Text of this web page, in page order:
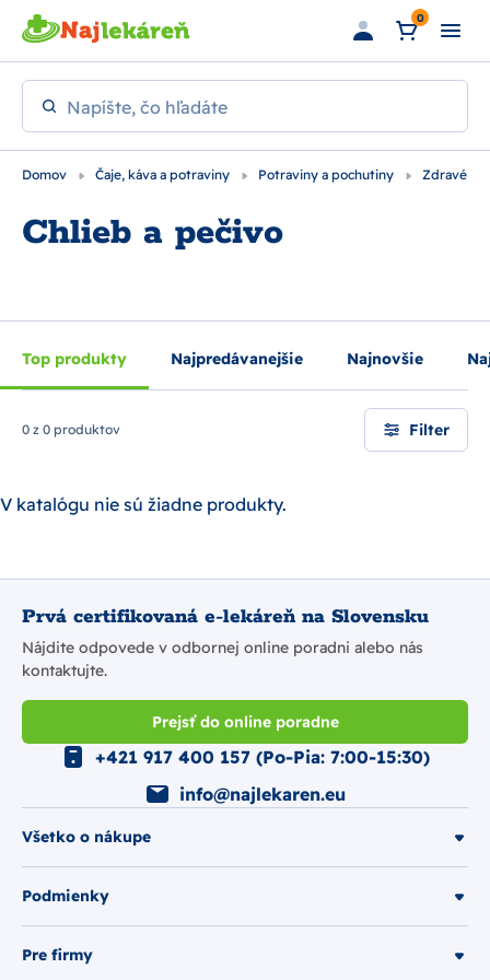
Preskočiť na hlavný obsah 0
Napíšte, čo hľadáte
Domov Čaje, káva a potraviny Potraviny a pochutiny Zdravé
Chlieb a pečivo
Top produkty Najpredávanejšie Najnovšie
0 z 0 produktov Filter
V katalógu nie sú žiadne produkty.
Prvá certifikovaná e-lekáreň na Slovensku
Nájdite odpovede v odbornej online poradni alebo nás
kontaktujte.
Prejsť do online poradne
Všetko o nákupe
Podmienky
Pre firmy
+421 917 400 157 (Po-Pia: 7:00-15:30)
info@najlekaren.eu